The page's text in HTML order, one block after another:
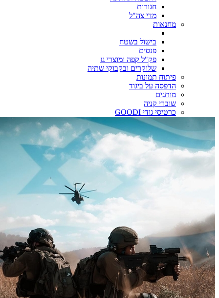
חגורות
מדי צה"ל
מחנאות
בישול בשטח
פנסים
פק"ל קפה ומוצרי גז
שלוקרים ובקבוקי שתיה
פיתוח תמונות
הדפסה על ביגוד
מותגים
שוברי קניה
כרטיסי גודי GOODI